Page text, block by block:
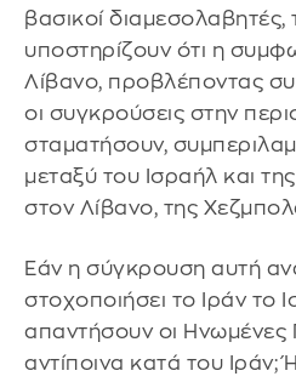
βασικοί διαμεσολαβητές,
υποστηρίζουν ότι η
Λίβανο, προβλέποντας
οι συγκρούσεις στην
σταματήσουν,
μεταξύ του Ισραήλ και
στον Λίβανο, της
Εάν η σύγκρουση αυτή
στοχοποιήσει το Ιράν το
απαντήσουν οι Ηνωμένες
αντίποινα κατά του Ιράν;